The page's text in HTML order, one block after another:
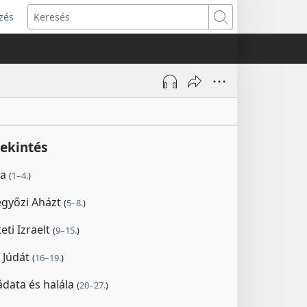
Keresés
(1–4.)
Aházt (5–8.)
Izraelt (9–15.)
(16–19.)
és halála (20–27.)